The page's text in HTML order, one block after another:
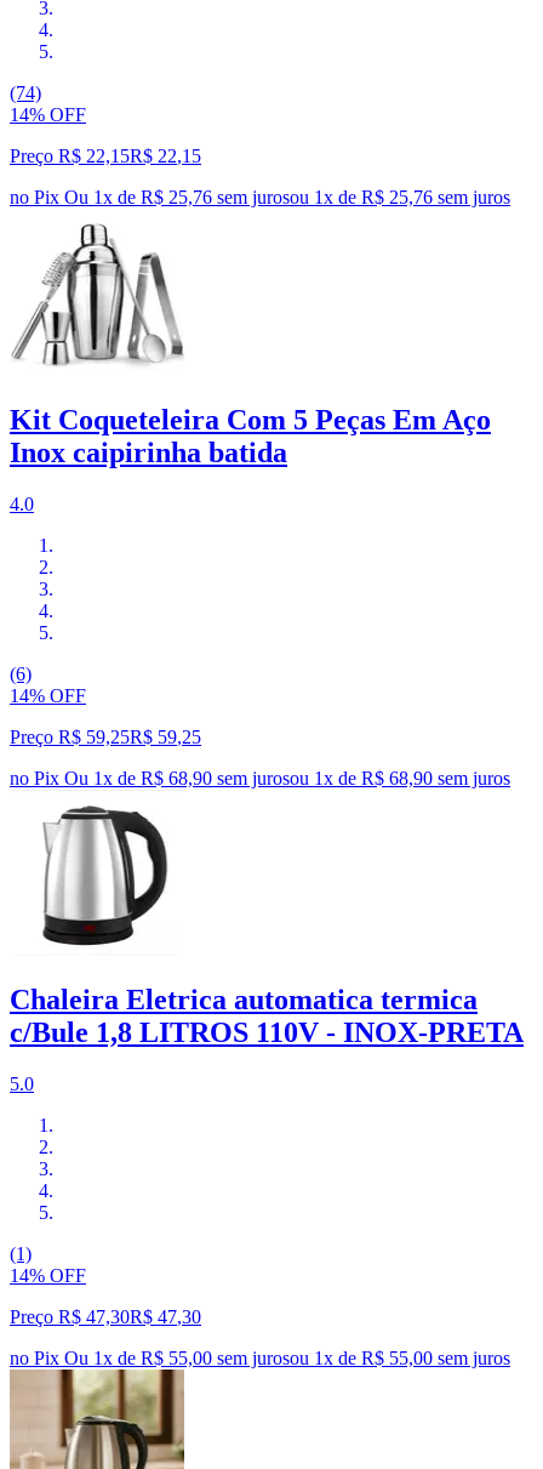
(74)
14% OFF
Preço R$ 22,15R$ 22,15
no Pix Ou 1x de R$ 25,76 sem jurosou 1x de R$ 25,76 sem juros
Kit Coqueteleira Com 5 Peças Em Aço
Inox caipirinha batida
4.0
(6)
14% OFF
Preço R$ 59,25R$ 59,25
no Pix Ou 1x de R$ 68,90 sem jurosou 1x de R$ 68,90 sem juros
Chaleira Eletrica automatica termica
c/Bule 1,8 LITROS 110V - INOX-PRETA
5.0
(1)
14% OFF
Preço R$ 47,30R$ 47,30
no Pix Ou 1x de R$ 55,00 sem jurosou 1x de R$ 55,00 sem juros